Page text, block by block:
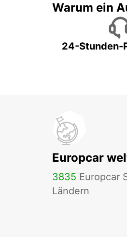
Warum ein
24-Stunden-
Europcar
3835 Europcar
Ländern